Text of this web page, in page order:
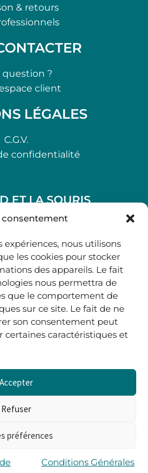
consentement
nous utilisons
les cookies pour stocker
des appareils. Le fait
nous permettra de
que le comportement de
sur ce site. Le fait de ne
son consentement peut
certaines caractéristiques et
Accepter
Refuser
préférences
Conditions Générales
& retours
question ?
client
LÉGALES
C.G.V.
confidentialité
ET LA SOURIS
33210 LANGON
41 37 18
.
AU SAMEDI
| 14H00 -19H00
© Le Renard et la Souris –
Rives